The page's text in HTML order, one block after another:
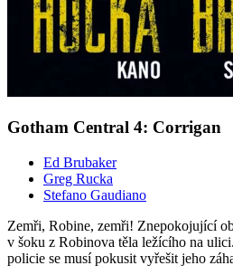
Gotham Central 4: Corrigan
Ed Brubaker
Greg Rucka
Stefano Gaudiano
Zemři, Robine, zemři! Znepokojující
v šoku z Robinova těla ležícího na
policie se musí pokusit vyřešit jeho